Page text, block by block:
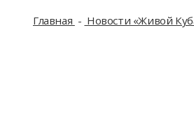
Главная Новости «Живой